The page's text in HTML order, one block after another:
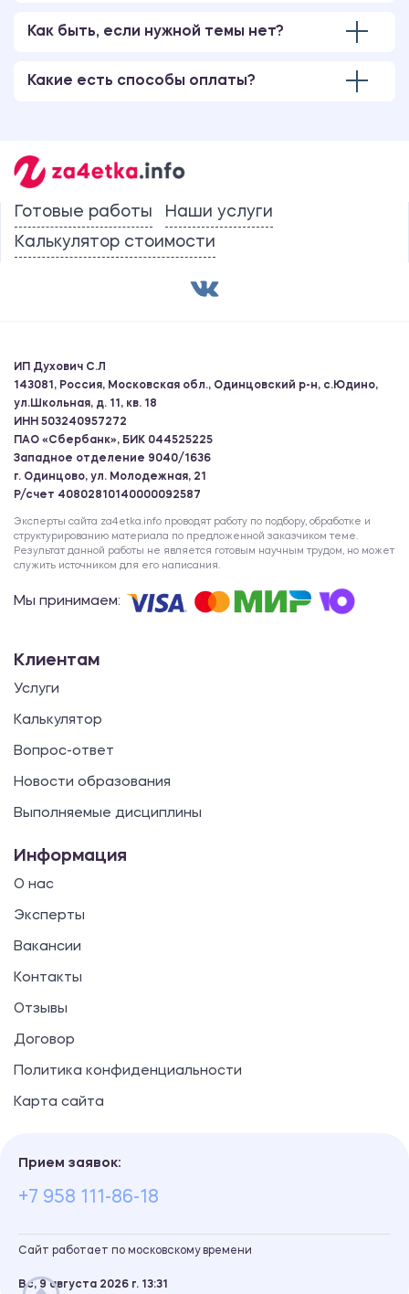
Как быть, если нужной темы нет?
Какие есть способы оплаты?
Готовые работы
Наши услуги
Калькулятор стоимости
ИП Духович С.Л
143081, Россия, Московская обл., Одинцовский р-н, с.Юдино,
ул.Школьная, д. 11, кв. 18
ИНН 503240957272
ПАО «Сбербанк», БИК 044525225
Западное отделение 9040/1636
г. Одинцово, ул. Молодежная, 21
Р/счет 40802810140000092587
Эксперты сайта za4etka.info проводят работу по подбору, обработке и
структурированию материала по предложенной заказчиком теме.
Результат данной работы не является готовым научным трудом, но может
служить источником для его написания.
Мы принимаем:
Клиентам
Услуги
Калькулятор
Вопрос-ответ
Новости образования
Выполняемые дисциплины
Информация
О нас
Эксперты
Вакансии
Контакты
Отзывы
Договор
Политика конфиденциальности
Карта сайта
Прием заявок:
+7 958 111-86-18
Сайт работает по московскому времени
Вс, 9 августа 2026 г. 13:31